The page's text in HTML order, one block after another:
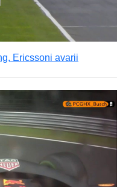
Ericssoni avarii